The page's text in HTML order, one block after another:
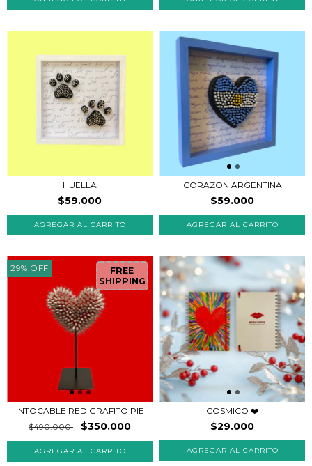
HUELLA
$59.000
CORAZON ARGENTINA
$59.000
29% OFF FREE
SHIPPING
INTOCABLE RED GRAFITO PIE
$490.000
$350.000
COSMICO ❤️
$29.000